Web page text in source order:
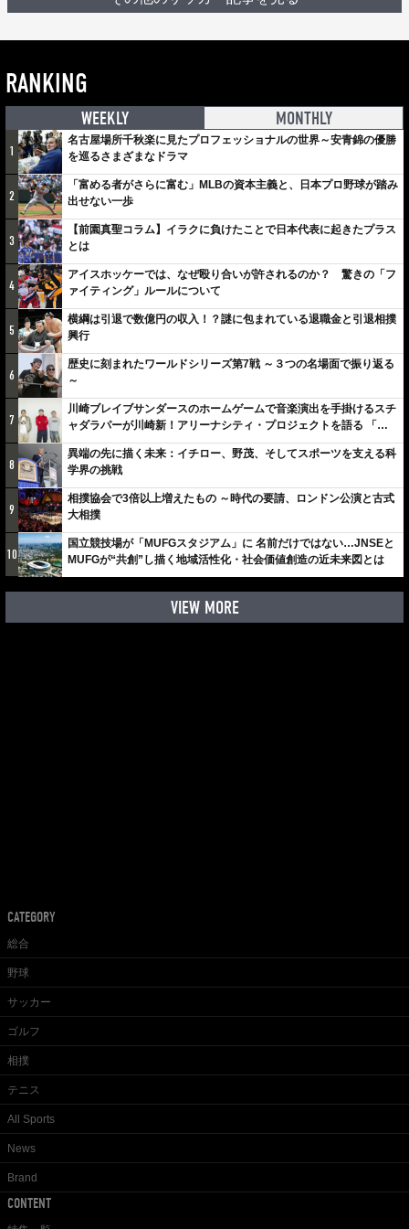
RANKING
WEEKLY MONTHLY
1
名古屋場所千秋楽に見たプロフェッショナルの世界～安青錦の優勝
を巡るさまざまなドラマ
2
「富める者がさらに富む」MLBの資本主義と、日本プロ野球が踏み
出せない一歩
3
【前園真聖コラム】イラクに負けたことで日本代表に起きたプラス
とは
4
アイスホッケーでは、なぜ殴り合いが許されるのか？ 驚きの「フ
ァイティング」ルールについて
5
横綱は引退で数億円の収入！？謎に包まれている退職金と引退相撲
興行
6
歴史に刻まれたワールドシリーズ第7戦 ～３つの名場面で振り返る
～
7
川崎ブレイブサンダースのホームゲームで音楽演出を手掛けるスチ
ャダラパーが川崎新！アリーナシティ・プロジェクトを語る 「楽
しみでしかないでしょ。川崎は、ずっと成長曲線だから」
8
異端の先に描く未来：イチロー、野茂、そしてスポーツを支える科
学界の挑戦
9
相撲協会で3倍以上増えたもの ～時代の要請、ロンドン公演と古式
大相撲
10
国立競技場が「MUFGスタジアム」に 名前だけではない…JNSEと
MUFGが“共創”し描く地域活性化・社会価値創造の近未来図とは
VIEW MORE
CATEGORY
総合
野球
サッカー
ゴルフ
相撲
テニス
All Sports
News
Brand
CONTENT